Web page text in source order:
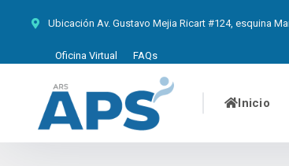
Ubicación Av. Gustavo Mejia Ricart #124, esquina
Oficina Virtual FAQs
Inicio